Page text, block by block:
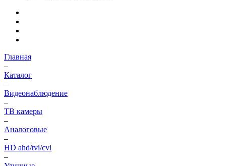
Главная
–
Каталог
–
Видеонаблюдение
–
ТВ камеры
–
Аналоговые
–
HD ahd/tvi/cvi
–